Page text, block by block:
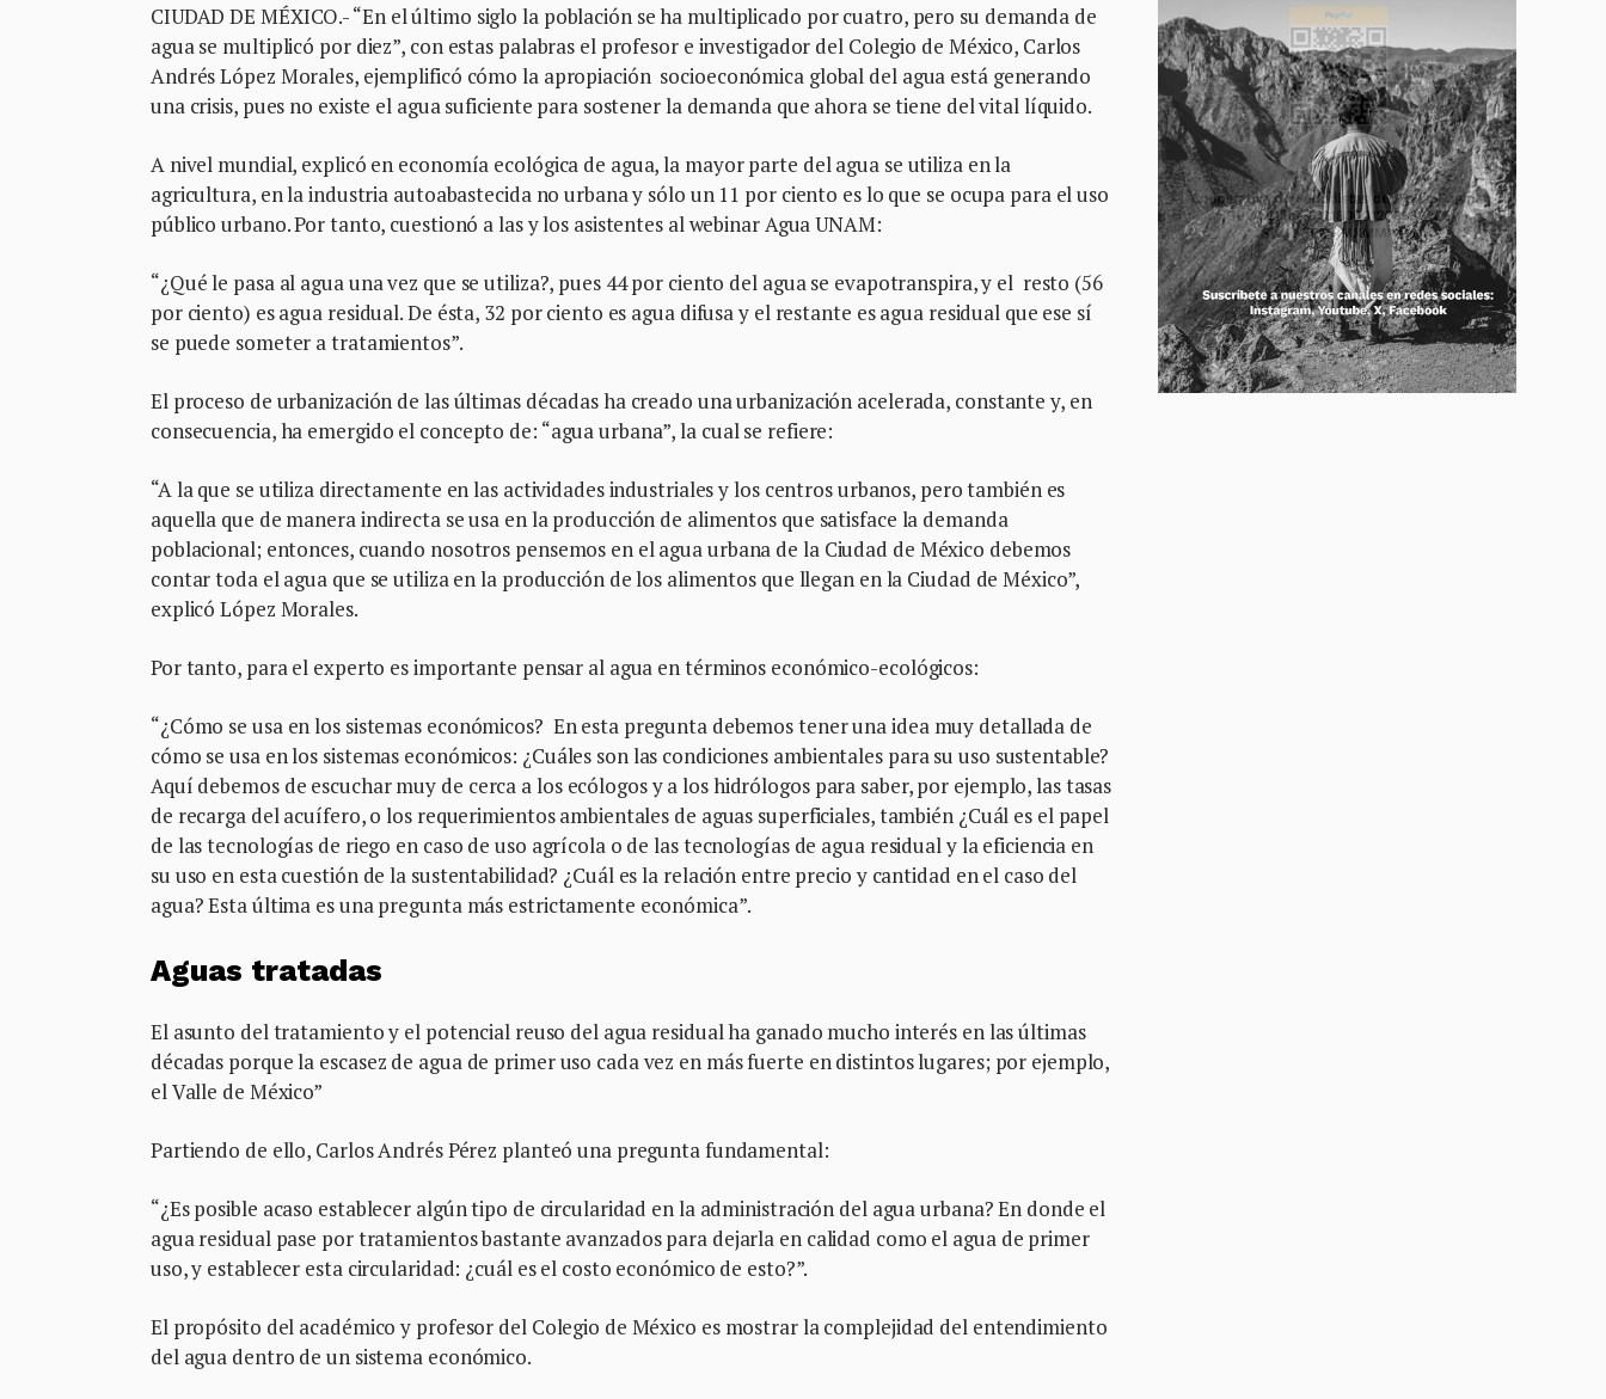
CIUDAD DE MÉXICO.- “En el último siglo la población se ha multiplicado por cuatro, pero su demanda de
agua se multiplicó por diez”, con estas palabras el profesor e investigador del Colegio de México, Carlos
Andrés López Morales, ejemplificó cómo la apropiación socioeconómica global del agua está generando
una crisis, pues no existe el agua suficiente para sostener la demanda que ahora se tiene del vital líquido.
A nivel mundial, explicó en economía ecológica de agua, la mayor parte del agua se utiliza en la
agricultura, en la industria autoabastecida no urbana y sólo un 11 por ciento es lo que se ocupa para el uso
público urbano. Por tanto, cuestionó a las y los asistentes al webinar Agua UNAM:
“¿Qué le pasa al agua una vez que se utiliza?, pues 44 por ciento del agua se evapotranspira, y el resto (56
por ciento) es agua residual. De ésta, 32 por ciento es agua difusa y el restante es agua residual que ese sí
se puede someter a tratamientos”.
El proceso de urbanización de las últimas décadas ha creado una urbanización acelerada, constante y, en
consecuencia, ha emergido el concepto de: “agua urbana”, la cual se refiere:
“A la que se utiliza directamente en las actividades industriales y los centros urbanos, pero también es
aquella que de manera indirecta se usa en la producción de alimentos que satisface la demanda
poblacional; entonces, cuando nosotros pensemos en el agua urbana de la Ciudad de México debemos
contar toda el agua que se utiliza en la producción de los alimentos que llegan en la Ciudad de México”,
explicó López Morales.
Por tanto, para el experto es importante pensar al agua en términos económico-ecológicos:
“¿Cómo se usa en los sistemas económicos? En esta pregunta debemos tener una idea muy detallada de
cómo se usa en los sistemas económicos: ¿Cuáles son las condiciones ambientales para su uso sustentable?
Aquí debemos de escuchar muy de cerca a los ecólogos y a los hidrólogos para saber, por ejemplo, las tasas
de recarga del acuífero, o los requerimientos ambientales de aguas superficiales, también ¿Cuál es el papel
de las tecnologías de riego en caso de uso agrícola o de las tecnologías de agua residual y la eficiencia en
su uso en esta cuestión de la sustentabilidad? ¿Cuál es la relación entre precio y cantidad en el caso del
agua? Esta última es una pregunta más estrictamente económica”.
Aguas tratadas
El asunto del tratamiento y el potencial reuso del agua residual ha ganado mucho interés en las últimas
décadas porque la escasez de agua de primer uso cada vez en más fuerte en distintos lugares; por ejemplo,
el Valle de México”
Partiendo de ello, Carlos Andrés Pérez planteó una pregunta fundamental:
“¿Es posible acaso establecer algún tipo de circularidad en la administración del agua urbana? En donde el
agua residual pase por tratamientos bastante avanzados para dejarla en calidad como el agua de primer
uso, y establecer esta circularidad: ¿cuál es el costo económico de esto?”.
El propósito del académico y profesor del Colegio de México es mostrar la complejidad del entendimiento
del agua dentro de un sistema económico.